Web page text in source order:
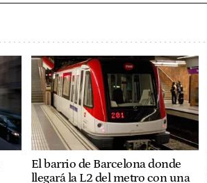
El barrio de Barcelona donde
llegará la L2 del metro con una